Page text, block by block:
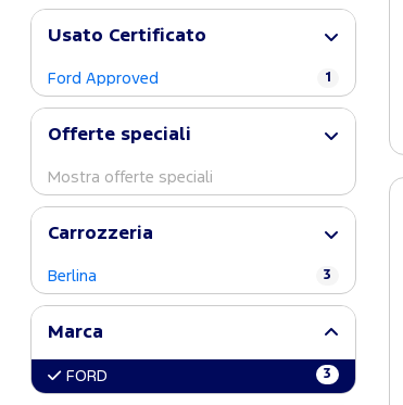
Usato Certificato
Ford Approved 1
Offerte speciali
Mostra offerte speciali
Carrozzeria
Berlina 3
Marca
FORD 3